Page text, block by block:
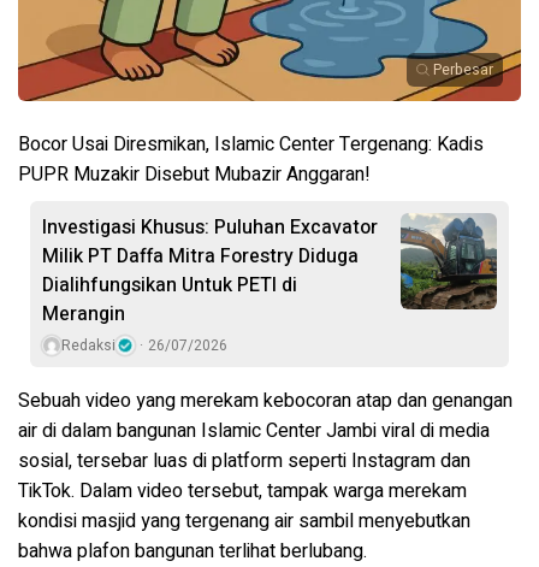
Perbesar
Bocor Usai Diresmikan, Islamic Center Tergenang: Kadis
PUPR Muzakir Disebut Mubazir Anggaran!
Investigasi Khusus: Puluhan Excavator
Milik PT Daffa Mitra Forestry Diduga
Dialihfungsikan Untuk PETI di
Merangin
Redaksi 26/07/2026
Sebuah video yang merekam kebocoran atap dan genangan
air di dalam bangunan Islamic Center Jambi viral di media
sosial, tersebar luas di platform seperti Instagram dan
TikTok. Dalam video tersebut, tampak warga merekam
kondisi masjid yang tergenang air sambil menyebutkan
bahwa plafon bangunan terlihat berlubang.